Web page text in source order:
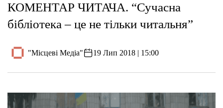
КОМЕНТАР ЧИТАЧА. “Сучасна
бібліотека – це не тільки читальня”
"Місцеві Медіа" 19 Лип 2018 | 15:00